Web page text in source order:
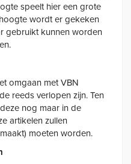
speelt hier een grote
wordt er gekeken
gebruikt kunnen worden
omgaan met VBN
reeds verlopen zijn. Ten
nog maar in de
artikelen zullen
moeten worden.